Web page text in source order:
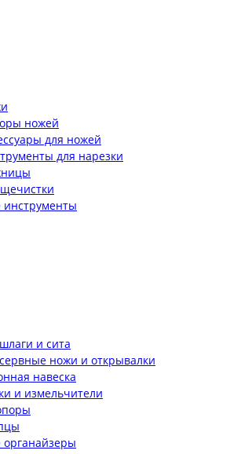
ножей
для ножей
для нарезки
инструменты
и сита
ножи и открывалки
навеска
и измельчители
органайзеры